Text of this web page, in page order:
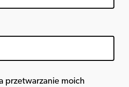
przetwarzanie moich